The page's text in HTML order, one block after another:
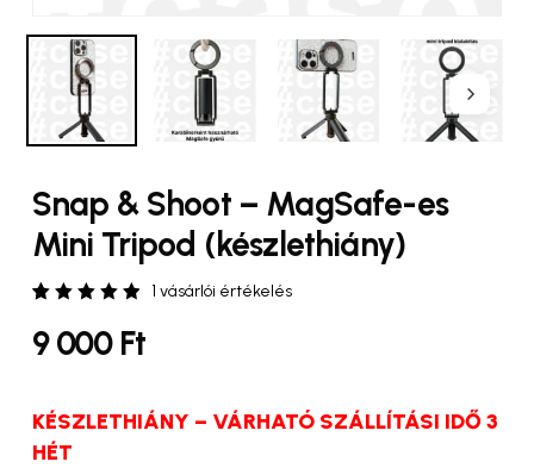
Snap & Shoot – MagSafe-es
Mini Tripod (készlethiány)
5.00az
5-ből,
1 vásárlói értékelés
9 000 Ft
KÉSZLETHIÁNY – VÁRHATÓ SZÁLLÍTÁSI IDŐ 3
HÉT